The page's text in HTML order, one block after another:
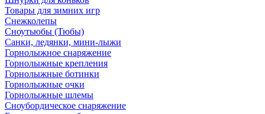
Товары для зимних игр
Снежколепы
Сноутьюбы (Тюбы)
Санки, ледянки, мини-лыжи
Горнолыжное снаряжение
Горнолыжные крепления
Горнолыжные ботинки
Горнолыжные очки
Горнолыжные шлемы
Сноубордическое снаряжение